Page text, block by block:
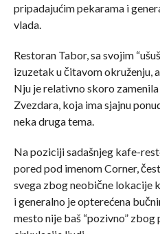
pripadajućim pekarama i
vlada.
Restoran Tabor, sa svojim
izuzetak u čitavom okruženju,
Nju je relativno skoro
Zvezdara, koja ima sjajnu
neka druga tema.
Na poziciji sadašnjeg kafe-
pored pod imenom Corner,
svega zbog neobične lokacije
i generalno je opterećena
mesto nije baš “pozivno”